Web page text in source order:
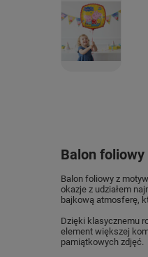
Balon
Balon foliowy z
okazje z udziałem
bajkową atmosferę,
Dzięki klasycznemu
element większej
pamiątkowych zdjęć.